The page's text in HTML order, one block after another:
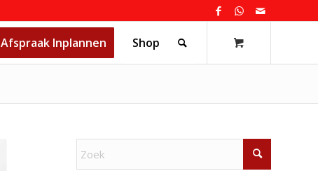
Afspraak Inplannen Shop